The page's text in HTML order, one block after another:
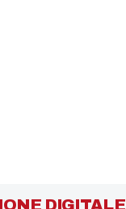
DIGITALE